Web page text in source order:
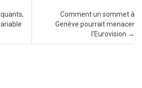
Comment un sommet à
Genève pourrait menacer
l’Eurovision →